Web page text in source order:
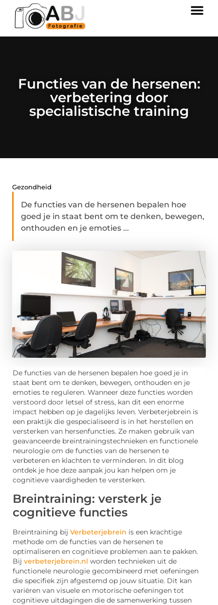
Functies van de hersenen:
verbetering door
specialistische training
Gezondheid
De functies van de hersenen bepalen hoe
goed je in staat bent om te denken, bewegen,
onthouden en je emoties ...
De functies van de hersenen bepalen hoe goed je in
staat bent om te denken, bewegen, onthouden en je
emoties te reguleren. Wanneer deze functies worden
verstoord door letsel of stress, kan dit een enorme
impact hebben op je dagelijks leven. Verbeterjebrein is
een praktijk die gespecialiseerd is in het herstellen en
versterken van hersenfuncties. Ze maken gebruik van
geavanceerde breintrainingstechnieken en functionele
neurologie om de functies van de hersenen te
verbeteren en klachten te verminderen. In dit blog
ontdek je hoe deze aanpak jou kan helpen om je
cognitieve vaardigheden te versterken.
Breintraining: versterk je
cognitieve functies
Breintraining bij Verbeterjebrein is een krachtige
methode om de functies van de hersenen te
optimaliseren en cognitieve problemen aan te pakken.
Bij verbeterjebrein.nl worden technieken uit de
functionele neurologie gecombineerd met oefeningen
die specifiek zijn afgestemd op jouw situatie. Dit kan
variëren van visuele en motorische oefeningen tot
cognitieve uitdagingen die de samenwerking tussen